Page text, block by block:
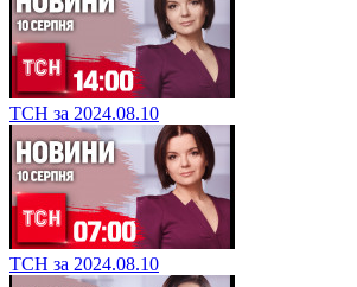
ТСН за 2024.08.10
ТСН за 2024.08.10